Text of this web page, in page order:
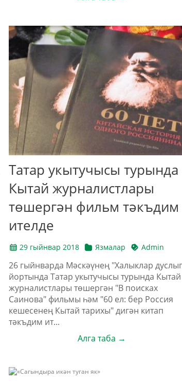
Татар укытучысы турында
Кытай журналистлары
төшергән фильм тәкъдим
ителде
29 гыйнвар 2018 Язмалар Admin
26 гыйнварда Мәскәүнең "Халыклар
йортында Татар укытучысы турында Кытай
журналистлары төшергән "В поисках
Саинова" фильмы һәм "60 ел: бер Россия
кешесенең Кытай тарихы" дигән китап
тәкъдим ит...
Алга таба →